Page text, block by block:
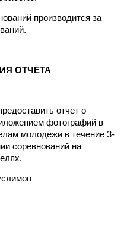
производится за
ОТЧЕТА
отчет о
фотографий в
молодежи в течение 3-
соревнований на